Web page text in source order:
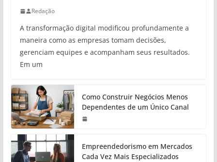
Redação
A transformação digital modificou profundamente a
maneira como as empresas tomam decisões,
gerenciam equipes e acompanham seus resultados.
Em um
Como Construir Negócios Menos
Dependentes de um Único Canal
Empreendedorismo em Mercados
Cada Vez Mais Especializados